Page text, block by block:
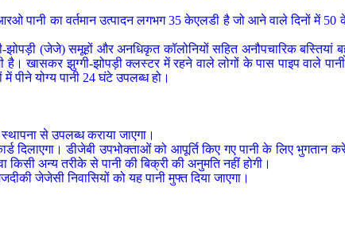
पानी का वर्तमान उत्पादन लगभग 35 केएलडी है जो आने वाले दिनों में
झोपड़ी (जेजे) समूहों और अनधिकृत कॉलोनियों सहित अनौपचारिक
है। खासकर झुग्गी-झोपड़ी क्लस्टर में रहने वाले लोगों के पास पाइप वाले
पीने योग्य पानी 24 घंटे उपलब्ध हो।
से उपलब्ध कराया जाएगा।
डीजेबी उपभोक्ताओं को आपूर्ति किए गए पानी के लिए भुगतान
अन्य तरीके से पानी की बिक्री की अनुमति नहीं होगी।
जेजेसी निवासियों को यह पानी मुफ्त दिया जाएगा।